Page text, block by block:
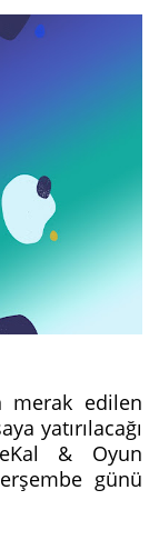
merak edilen
yatırılacağı
& Oyun
günü